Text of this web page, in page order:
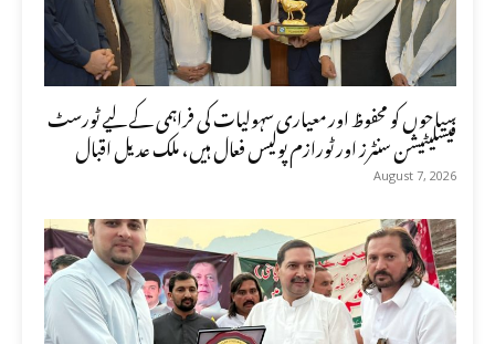
سیاحوں کو محفوظ اور معیاری سہولیات کی فراہمی کے لیے ٹورسٹ
فیسلیٹیشن سنٹرز اور ٹورازم پولیس فعال ہیں، ملک عدیل اقبال
August 7, 2026